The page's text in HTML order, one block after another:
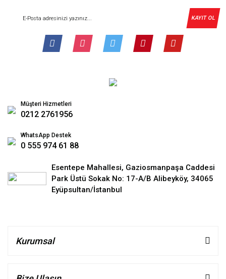
KAYIT OL
Müşteri Hizmetleri
0212 2761956
WhatsApp Destek
0 555 974 61 88
Esentepe Mahallesi, Gaziosmanpaşa Caddesi
Park Üstü Sokak No: 17-A/B Alibeyköy, 34065
Eyüpsultan/İstanbul
Kurumsal